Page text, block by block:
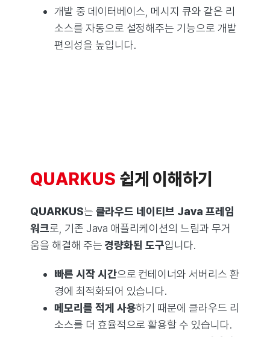
개발 중 데이터베이스, 메시지 큐와 같은 리
소스를 자동으로 설정해주는 기능으로 개발
편의성을 높입니다.
QUARKUS 쉽게 이해하기
QUARKUS는 클라우드 네이티브 Java 프레임
워크로, 기존 Java 애플리케이션의 느림과 무거
움을 해결해 주는경량화된 도구입니다.
빠른 시작 시간으로 컨테이너와 서버리스 환
경에 최적화되어 있습니다.
메모리를 적게 사용하기 때문에 클라우드 리
소스를 더 효율적으로 활용할 수 있습니다.